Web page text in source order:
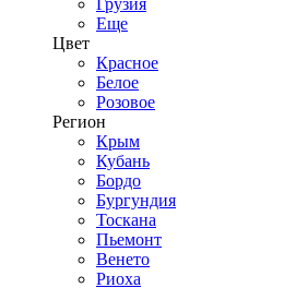
Грузия
Еще
Цвет
Красное
Белое
Розовое
Регион
Крым
Кубань
Бордо
Бургундия
Тоскана
Пьемонт
Венето
Риоха